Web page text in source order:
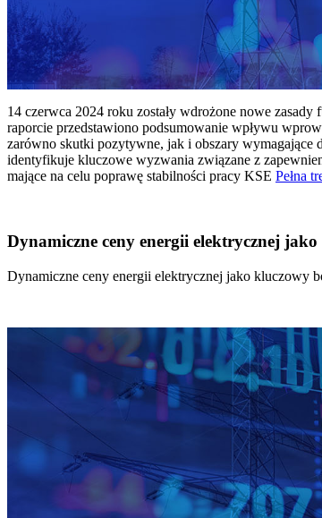
14 czerwca 2024 roku zostały wdrożone nowe
raporcie przedstawiono podsumowanie wpływu
zarówno skutki pozytywne, jak i obszary wymagające
identyfikuje kluczowe wyzwania związane z
mające na celu poprawę stabilności pracy KSE Pełna
Dynamiczne ceny energii elektrycznej
Dynamiczne ceny energii elektrycznej jako kluczowy